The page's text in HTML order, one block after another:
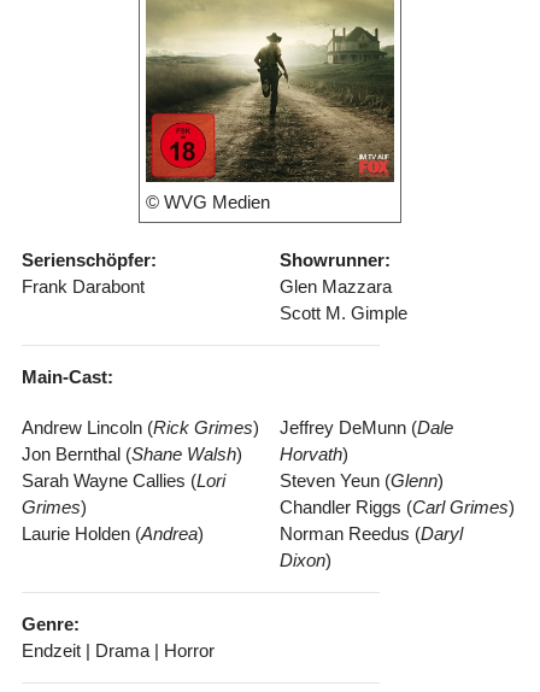
© WVG Medien
Serienschöpfer:
Frank Darabont
Showrunner:
Glen Mazzara
Scott M. Gimple
Main-Cast:
Andrew Lincoln (Rick Grimes)
Jon Bernthal (Shane Walsh)
Sarah Wayne Callies (Lori
Grimes)
Laurie Holden (Andrea)
Jeffrey DeMunn (Dale
Horvath)
Steven Yeun (Glenn)
Chandler Riggs (Carl Grimes)
Norman Reedus (Daryl
Dixon)
Genre:
Endzeit | Drama | Horror